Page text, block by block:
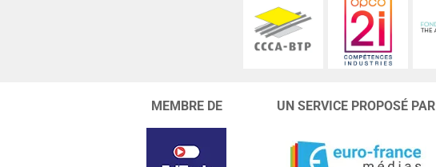
MEMBRE DE UN SERVICE PROPOSÉ PAR